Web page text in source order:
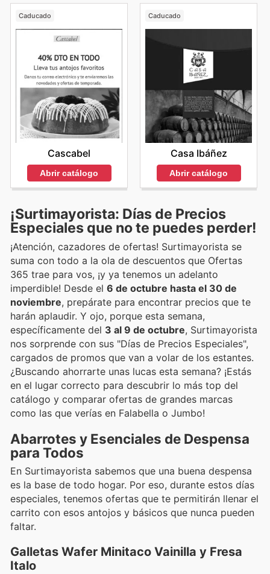
Caducado
Cascabel
Abrir catálogo
Caducado
Casa Ibáñez
Abrir catálogo
¡Surtimayorista: Días de Precios
Especiales que no te puedes perder!
¡Atención, cazadores de ofertas! Surtimayorista se
suma con todo a la ola de descuentos que Ofertas
365 trae para vos, ¡y ya tenemos un adelanto
imperdible! Desde el 6 de octubre hasta el 30 de
noviembre, prepárate para encontrar precios que te
harán aplaudir. Y ojo, porque esta semana,
específicamente del 3 al 9 de octubre, Surtimayorista
nos sorprende con sus "Días de Precios Especiales",
cargados de promos que van a volar de los estantes.
¿Buscando ahorrarte unas lucas esta semana? ¡Estás
en el lugar correcto para descubrir lo más top del
catálogo y comparar ofertas de grandes marcas
como las que verías en Falabella o Jumbo!
Abarrotes y Esenciales de Despensa
para Todos
En Surtimayorista sabemos que una buena despensa
es la base de todo hogar. Por eso, durante estos días
especiales, tenemos ofertas que te permitirán llenar el
carrito con esos antojos y básicos que nunca pueden
faltar.
Galletas Wafer Minitaco Vainilla y Fresa
Italo